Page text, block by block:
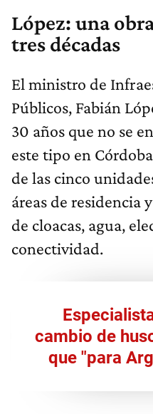
López: una
tres décadas
El ministro de
Públicos, Fabián
30 años que no se
este tipo en
de las cinco
áreas de residencia
de cloacas, agua,
conectividad.
cambio de
que "para